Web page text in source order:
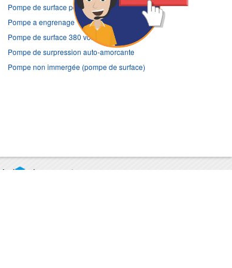
Pompe de surface pour puits
Pompe a engrenage
Pompe de surface 380 volts (triphasée)
Pompe de surpression auto-amorcante
Pompe non immergée (pompe de surface)